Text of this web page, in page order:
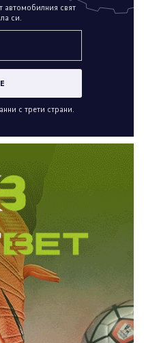
автомобилния свят
си.
с трети страни.